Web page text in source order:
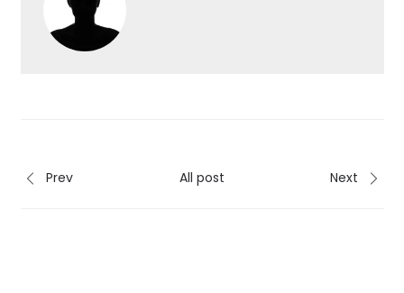
Prev All post Next